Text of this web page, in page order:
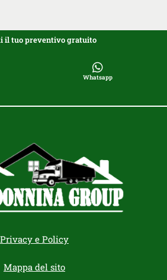
il tuo preventivo gratuito
Whatsapp
Privacy e Policy
Mappa del sito